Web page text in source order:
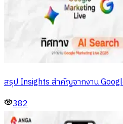
สรุป Insights สำคัญจากงาน
382